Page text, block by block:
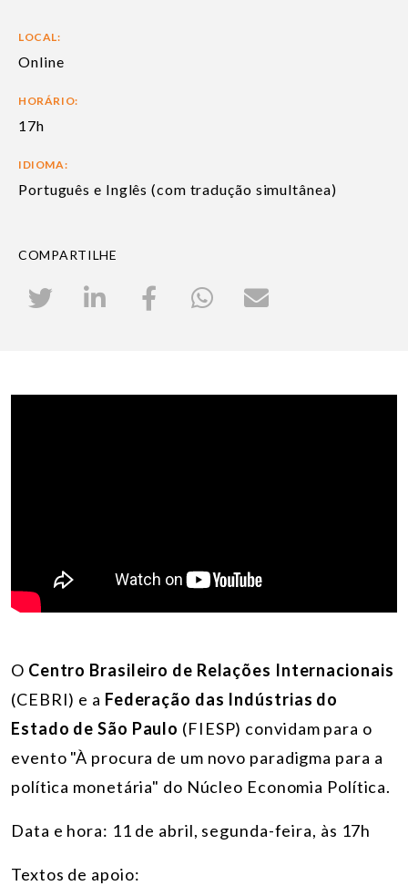
LOCAL:
Online
HORÁRIO:
17h
IDIOMA:
Português e Inglês (com tradução simultânea)
COMPARTILHE
O Centro Brasileiro de Relações Internacionais
(CEBRI) e a Federação das Indústrias do
Estado de São Paulo (FIESP) convidam para o
evento "À procura de um novo paradigma para a
política monetária" do Núcleo Economia Política.
Data e hora: 11 de abril, segunda-feira, às 17h
Textos de apoio: